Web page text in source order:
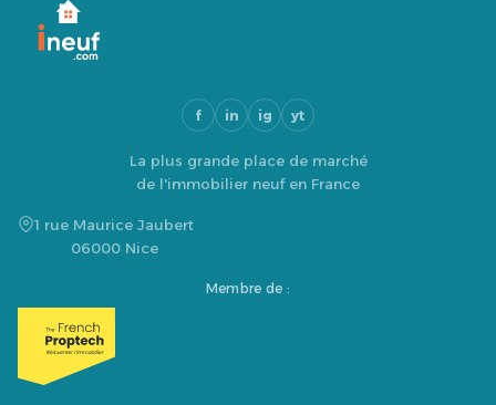
f in ig yt
La plus grande place de marché
de l'immobilier neuf en France
1 rue Maurice Jaubert
06000 Nice
Membre de :